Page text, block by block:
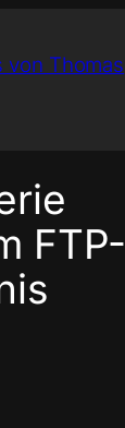
von Thomas
FTP-